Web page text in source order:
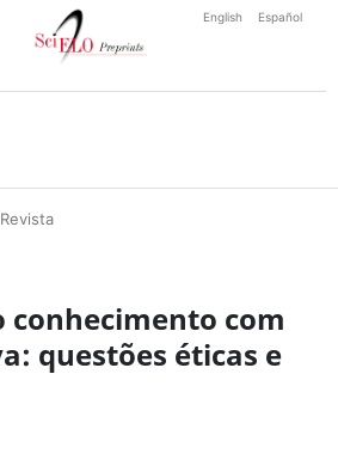
English Español
conhecimento com
questões éticas e